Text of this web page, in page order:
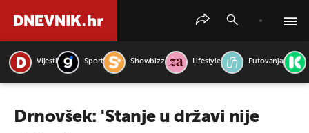
Vijesti Sport Showbizz Lifestyle Putovanja
Drnovšek: 'Stanje u državi nije
PRETRAŽITE VIJESTI